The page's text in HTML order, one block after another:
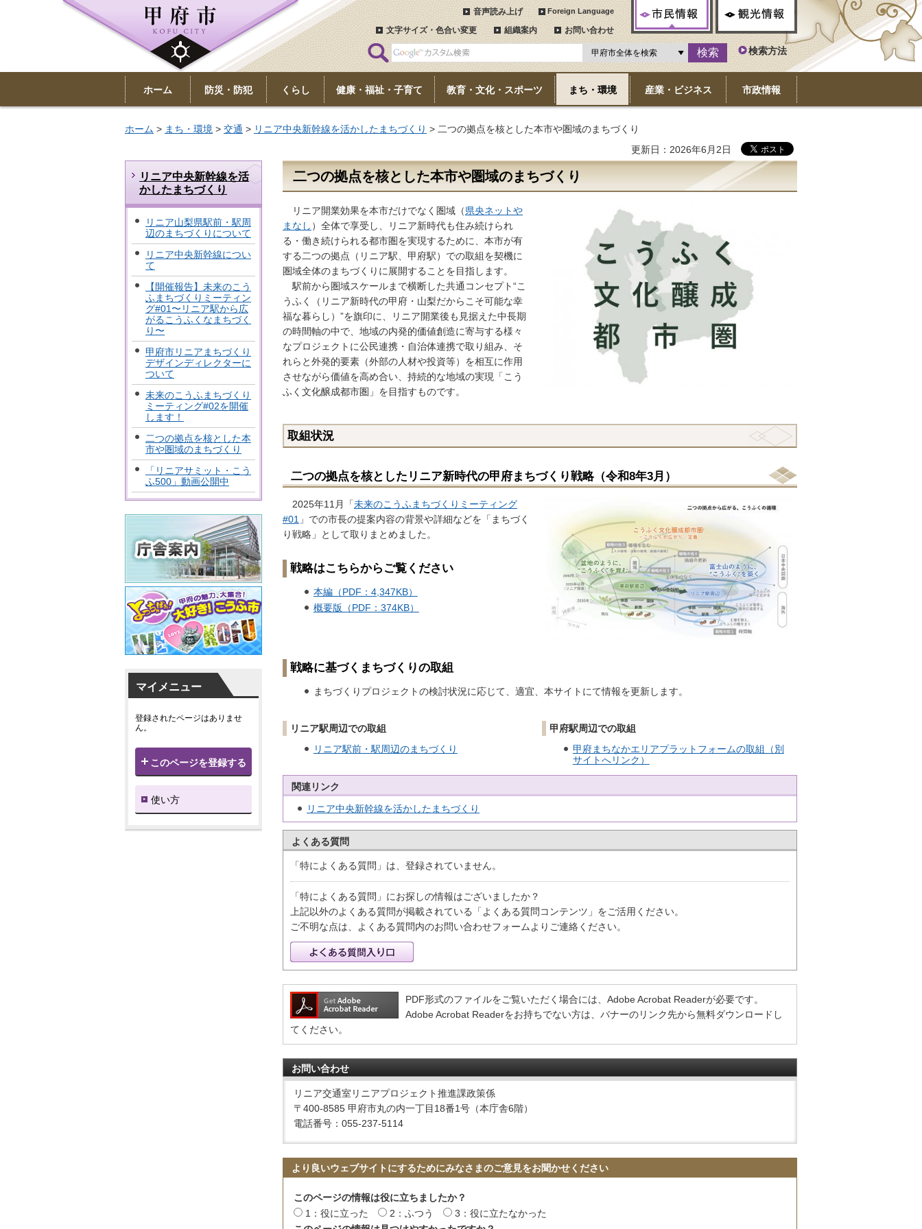
音声読み上げ Foreign Language
文字サイズ・色合い変更 組織案内 お問い合わせ
検索方法
ホーム 防災・防犯 くらし 健康・福祉・子育て 教育・文化・スポーツ まち・環境 産業・ビジネス 市政情報
ホーム > まち・環境 > 交通 > リニア中央新幹線を活かしたまちづくり > 二つの拠点を核とした本市や圏域のまちづくり
更新日：2026年6月2日
リニア中央新幹線を活
かしたまちづくり
リニア山梨県駅前・駅周
辺のまちづくりについて
リニア中央新幹線につい
て
【開催報告】未来のこう
ふまちづくりミーティン
グ#01〜リニア駅から広
がるこうふくなまちづく
り〜
甲府市リニアまちづくり
デザインディレクターに
ついて
未来のこうふまちづくり
ミーティング#02を開催
します！
二つの拠点を核とした本
市や圏域のまちづくり
「リニアサミット・こう
ふ500」動画公開中
マイメニュー
登録されたページはありませ
ん。
このページを登録する
使い方
二つの拠点を核とした本市や圏域のまちづくり
リニア開業効果を本市だけでなく圏域（県央ネットや
まなし ）全体で享受し、リニア新時代も住み続けられ
る・働き続けられる都市圏を実現するために、本市が有
する二つの拠点（リニア駅、甲府駅）での取組を契機に
圏域全体のまちづくりに展開することを目指します。
駅前から圏域スケールまで横断した共通コンセプト“こ
うふく（リニア新時代の甲府・山梨だからこそ可能な幸
福な暮らし）”を旗印に、リニア開業後も見据えた中長期
の時間軸の中で、地域の内発的価値創造に寄与する様々
なプロジェクトに公民連携・自治体連携で取り組み、そ
れらと外発的要素（外部の人材や投資等）を相互に作用
させながら価値を高め合い、持続的な地域の実現「こう
ふく文化醸成都市圏」を目指すものです。
取組状況
二つの拠点を核としたリニア新時代の甲府まちづくり戦略（令和8年3月）
2025年11月「未来のこうふまちづくりミーティング
#01 」での市長の提案内容の背景や詳細などを「まちづく
り戦略」として取りまとめました。
戦略はこちらからご覧ください
本編（PDF：4,347KB）
概要版（PDF：374KB）
戦略に基づくまちづくりの取組
まちづくりプロジェクトの検討状況に応じて、適宜、本サイトにて情報を更新します。
リニア駅周辺での取組
リニア駅前・駅周辺のまちづくり
甲府駅周辺での取組
甲府まちなかエリアプラットフォームの取組（別
サイトへリンク）
関連リンク
リニア中央新幹線を活かしたまちづくり
よくある質問
「特によくある質問」は、登録されていません。
「特によくある質問」にお探しの情報はございましたか？
上記以外のよくある質問が掲載されている「よくある質問コンテンツ」をご活用ください。
ご不明な点は、よくある質問内のお問い合わせフォームよりご連絡ください。
PDF形式のファイルをご覧いただく場合には、Adobe Acrobat Readerが必要です。
Adobe Acrobat Readerをお持ちでない方は、バナーのリンク先から無料ダウンロードし
てください。
お問い合わせ
リニア交通室リニアプロジェクト推進課政策係
〒400-8585 甲府市丸の内一丁目18番1号（本庁舎6階）
電話番号：055-237-5114
より良いウェブサイトにするためにみなさまのご意見をお聞かせください
このページの情報は役に立ちましたか？
1：役に立った
2：ふつう
3：役に立たなかった